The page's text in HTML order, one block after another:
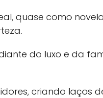
quase como
do luxo e da
criando laços